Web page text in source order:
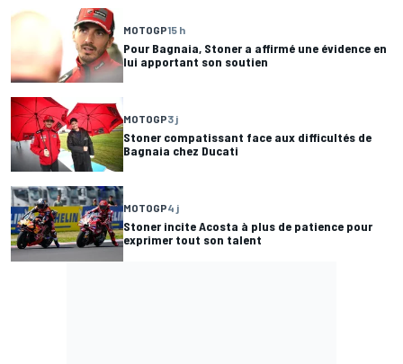
MOTOGP15 h
Pour Bagnaia, Stoner a affirmé une évidence en
lui apportant son soutien
MOTOGP3 j
Stoner compatissant face aux difficultés de
Bagnaia chez Ducati
MOTOGP4 j
Stoner incite Acosta à plus de patience pour
exprimer tout son talent